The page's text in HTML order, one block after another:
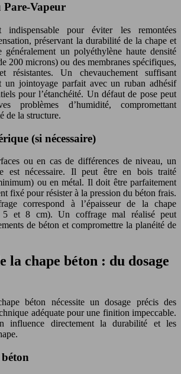
Pare-Vapeur
indispensable pour éviter les remontées
préservant la durabilité de la chape et
généralement un polyéthylène haute densité
200 microns) ou des membranes spécifiques,
résistantes. Un chevauchement suffisant
jointoyage parfait avec un ruban adhésif
pour l’étanchéité. Un défaut de pose peut
problèmes d’humidité, compromettant
de la structure.
(si nécessaire)
ou en cas de différences de niveau, un
est nécessaire. Il peut être en bois traité
ou en métal. Il doit être parfaitement
fixé pour résister à la pression du béton frais.
correspond à l’épaisseur de la chape
5 et 8 cm). Un coffrage mal réalisé peut
de béton et compromettre la planéité de
la chape béton : du dosage
béton nécessite un dosage précis des
adéquate pour une finition impeccable.
influence directement la durabilité et les